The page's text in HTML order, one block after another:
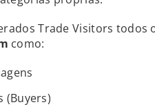
Trade Visitors
como:
(Buyers)